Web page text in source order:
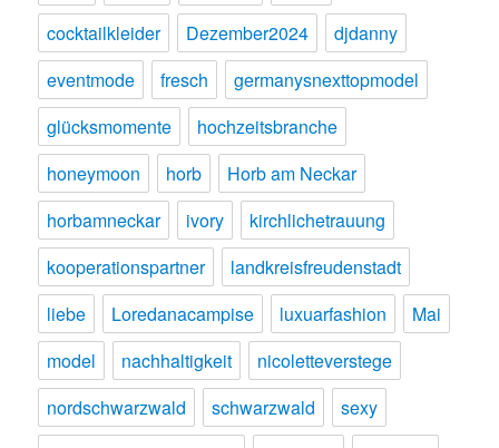
cocktailkleider
Dezember2024
djdanny
eventmode
fresch
germanysnexttopmodel
glücksmomente
hochzeitsbranche
honeymoon
horb
Horb am Neckar
horbamneckar
ivory
kirchlichetrauung
kooperationspartner
landkreisfreudenstadt
liebe
Loredanacampise luxuarfashion
Mai
model
nachhaltigkeit
nicoletteverstege
nordschwarzwald
schwarzwald
sexy